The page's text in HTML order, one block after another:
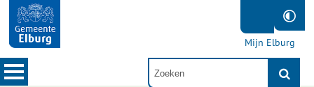
Mijn Elburg